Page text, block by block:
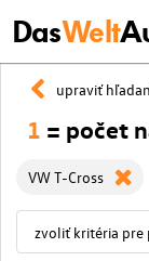
DasWelt
upraviť
1 = počet
VW T-Cross